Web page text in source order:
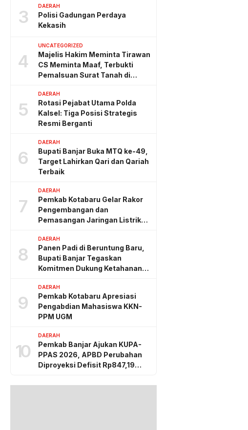
Triliun
3
DAERAH
Polisi Gadungan Perdaya
Kekasih
4
UNCATEGORIZED
Majelis Hakim Meminta Tirawan
CS Meminta Maaf, Terbukti
Pemalsuan Surat Tanah di
5
DAERAH
Rotasi Pejabat Utama Polda
Kalsel: Tiga Posisi Strategis
Resmi Berganti
6
DAERAH
Bupati Banjar Buka MTQ ke-49,
Target Lahirkan Qari dan Qariah
Terbaik
7
DAERAH
Pemkab Kotabaru Gelar Rakor
Pengembangan dan
Pemasangan Jaringan Listrik
8
DAERAH
Panen Padi di Beruntung Baru,
Bupati Banjar Tegaskan
Komitmen Dukung Ketahanan
9
DAERAH
Pemkab Kotabaru Apresiasi
Pengabdian Mahasiswa KKN-
PPM UGM
10
DAERAH
Pemkab Banjar Ajukan KUPA-
PPAS 2026, APBD Perubahan
Diproyeksi Defisit Rp847,19